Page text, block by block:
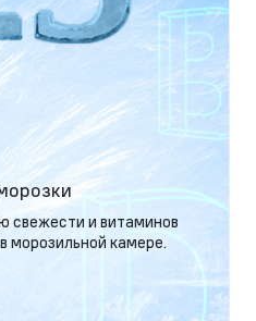
свежести и витаминов
морозильной камере.